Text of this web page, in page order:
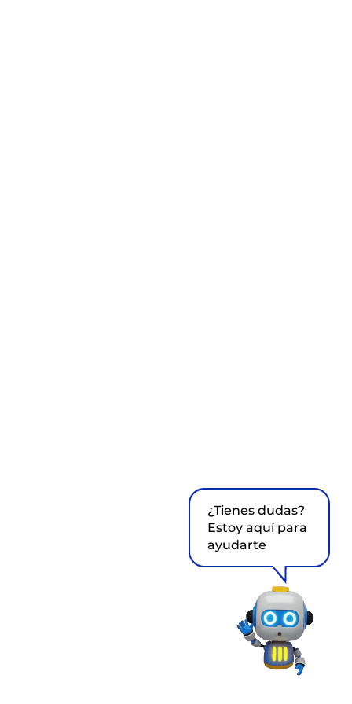
¿Tienes dudas?
Estoy aquí para
ayudarte